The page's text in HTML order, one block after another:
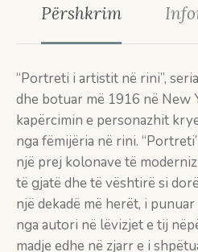
Përshkrim
“Portreti i artistit në rini”,
dhe botuar më 1916 në New
kapërcimin e personazhit
nga fëmijëria në rini.
një prej kolonave të
të gjatë dhe të vështirë si
një dekadë më herët, i
nga autori në lëvizjet e tij
madje edhe në zjarr e i